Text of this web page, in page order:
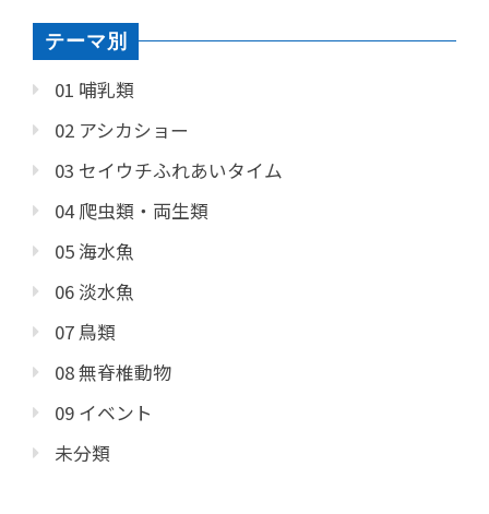
テーマ別
01 哺乳類
02 アシカショー
03 セイウチふれあいタイム
04 爬虫類・両生類
05 海水魚
06 淡水魚
07 鳥類
08 無脊椎動物
09 イベント
未分類